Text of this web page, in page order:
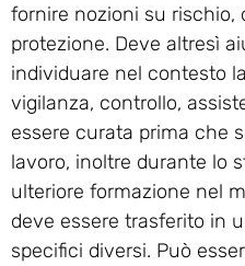
fornire nozioni su rischio,
protezione. Deve altresì
individuare nel contesto
vigilanza, controllo,
essere curata prima che
lavoro, inoltre durante lo
ulteriore formazione nel
deve essere trasferito in
specifici diversi. Può